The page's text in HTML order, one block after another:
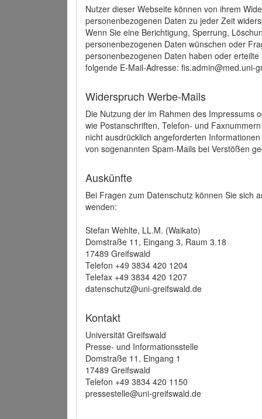
Nutzer dieser Webseite können von ihrem
personenbezogenen Daten zu jeder Zeit
Wenn Sie eine Berichtigung, Sperrung,
personenbezogenen Daten wünschen oder
personenbezogenen Daten haben oder
folgende E-Mail-Adresse: fis.admin@med.uni-
Widerspruch Werbe-Mails
Die Nutzung der im Rahmen des Impressums
wie Postanschriften, Telefon- und
nicht ausdrücklich angeforderten
von sogenannten Spam-Mails bei Verstößen
Auskünfte
Bei Fragen zum Datenschutz können Sie sich
wenden:
Stefan Wehlte, LL.M. (Waikato)
Domstraße 11, Eingang 3, Raum 3.18
17489 Greifswald
Telefon +49 3834 420 1204
Telefax +49 3834 420 1207
datenschutz@uni-greifswald.de
Kontakt
Universität Greifswald
Presse- und Informationsstelle
Domstraße 11, Eingang 1
17489 Greifswald
Telefon +49 3834 420 1150
pressestelle@uni-greifswald.de